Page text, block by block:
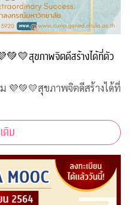
สุขภาพจิตดีสร้างได้ที่ตัว
💜💚💛สุขภาพจิตดีสร้างได้ที่
ติม